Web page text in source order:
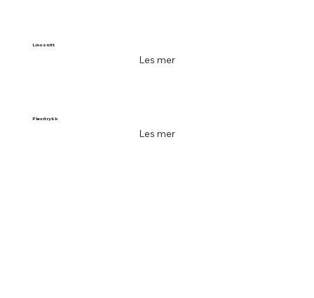
Linosnitt
Les mer
Plexitrykk
Les mer